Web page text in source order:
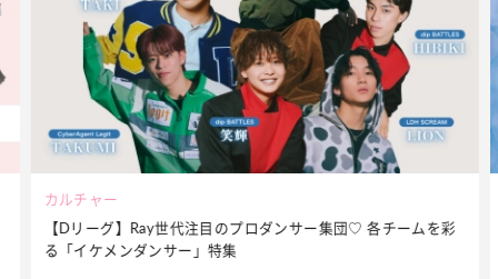
ビューティー
夏だからこそ“水分”が大切！くずれないメイクをつくる【保湿
ケア】アイテム3選